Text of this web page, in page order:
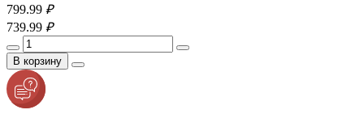
799.99 ₽
739.99 ₽
В корзину